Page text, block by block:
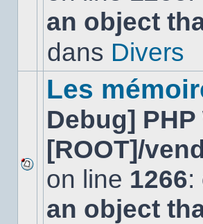
message
non-
dans
an object
dans Divers
Aucun
nouveau
message
non-
Les
Debug]
[ROOT]/
on line 1266:
an object